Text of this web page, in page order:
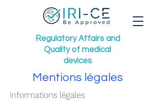
Regulatory Affairs and
Quality of medical
devices
Mentions légales
Informations légales